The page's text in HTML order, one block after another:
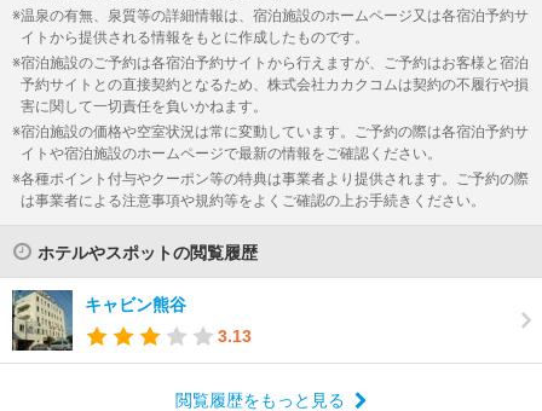
温泉の有無、泉質等の詳細情報は、宿泊施設のホームページ又は各宿泊予約サ
イトから提供される情報をもとに作成したものです。
宿泊施設のご予約は各宿泊予約サイトから行えますが、ご予約はお客様と宿泊
予約サイトとの直接契約となるため、株式会社カカクコムは契約の不履行や損
害に関して一切責任を負いかねます。
宿泊施設の価格や空室状況は常に変動しています。ご予約の際は各宿泊予約サ
イトや宿泊施設のホームページで最新の情報をご確認ください。
各種ポイント付与やクーポン等の特典は事業者より提供されます。ご予約の際
は事業者による注意事項や規約等をよくご確認の上お手続きください。
ホテルやスポットの閲覧履歴
キャビン熊谷
3.13
閲覧履歴をもっと見る